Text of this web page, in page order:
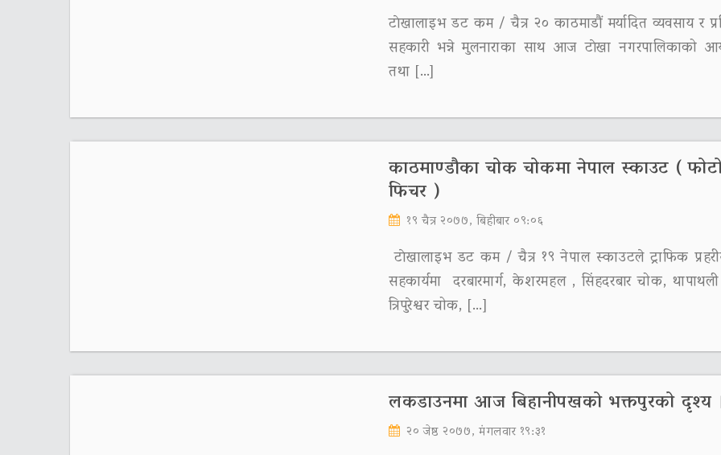
टाेखालाइभ डट कम / चैत्र २० काठमाडौं मर्यादित व्यवसाय र
सहकारी भन्ने मुलनाराका साथ आज टाेखा नगरपालिकाको
तथा […]
काठमाण्डौका चोक चोकमा नेपाल स्काउट (
फिचर )
१९ चैत्र २०७७, बिहीबार ०९:०६
टाेखालाइभ डट कम / चैत्र १९ नेपाल स्काउटले ट्राफिक
सहकार्यमा दरबारमार्ग, केशरमहल , सिंहदरबार चोक,
त्रिपुरेश्वर चोक, […]
लकडाउनमा आज बिहानीपखको भक्तपुरको दृश्य
२० जेष्ठ २०७७, मंगलवार १९:३१